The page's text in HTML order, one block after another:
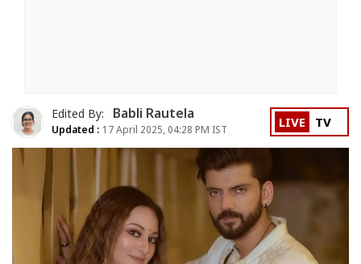
Edited By: Babli Rautela
Updated : 17 April 2025, 04:28 PM IST LIVE TV